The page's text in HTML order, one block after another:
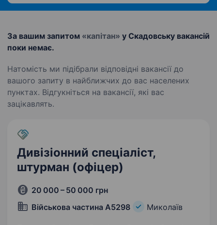
За вашим запитом «капітан» у Скадовську вакансій
поки немає.
Натомість ми підібрали відповідні вакансії до
вашого запиту в найближчих до вас населених
пунктах. Відгукніться на вакансії, які вас
зацікавлять.
Дивізіонний спеціаліст,
штурман (офіцер)
20 000 – 50 000 грн
Військова частина А5298
Миколаїв